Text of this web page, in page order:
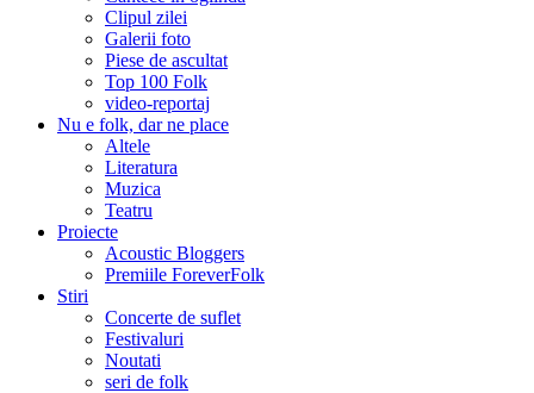
Clipul zilei
Galerii foto
Piese de ascultat
Top 100 Folk
video-reportaj
Nu e folk, dar ne place
Altele
Literatura
Muzica
Teatru
Proiecte
Acoustic Bloggers
Premiile ForeverFolk
Stiri
Concerte de suflet
Festivaluri
Noutati
seri de folk